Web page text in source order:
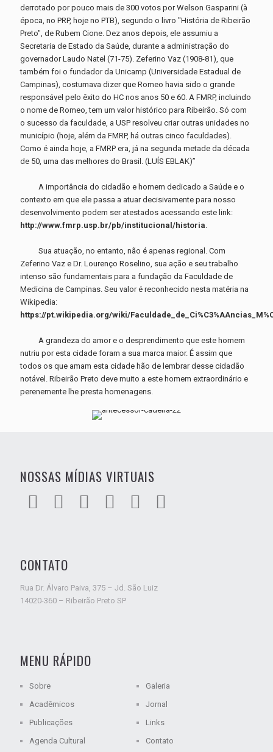
derrotado por pouco mais de 300 votos por Welson Gasparini (à
época, no PRP, hoje no PTB), segundo o livro "História de Ribeirão
Preto", de Rubem Cione. Dez anos depois, ele assumiu a
Secretaria de Estado da Saúde, durante a administração do
governador Laudo Natel (71-75). Zeferino Vaz (1908-81), que
também foi o fundador da Unicamp (Universidade Estadual de
Campinas), costumava dizer que Romeo havia sido o grande
responsável pelo êxito do HC nos anos 50 e 60. A FMRP, incluindo
o nome de Romeo, tem um valor histórico para Ribeirão. Só com
o sucesso da faculdade, a USP resolveu criar outras unidades no
município (hoje, além da FMRP, há outras cinco faculdades).
Como é ainda hoje, a FMRP era, já na segunda metade da década
de 50, uma das melhores do Brasil. (LUÍS EBLAK)”
A importância do cidadão e homem dedicado a Saúde e o
contexto em que ele passa a atuar decisivamente para nosso
desenvolvimento podem ser atestados acessando este link:
http://www.fmrp.usp.br/pb/institucional/historia.
Sua atuação, no entanto, não é apenas regional. Com
Zeferino Vaz e Dr. Lourenço Roselino, sua ação e seu trabalho
intenso são fundamentais para a fundação da Faculdade de
Medicina de Campinas. Seu valor é reconhecido nesta matéria na
Wikipedia:
https://pt.wikipedia.org/wiki/
A grandeza do amor e o desprendimento que este homem
nutriu por esta cidade foram a sua marca maior. É assim que
todos os que amam esta cidade hão de lembrar desse cidadão
notável. Ribeirão Preto deve muito a este homem extraordinário e
perenemente lhe presta homenagens.
NOSSAS MÍDIAS VIRTUAIS
CONTATO
Rua Dr. Álvaro Paiva, 375 – Jd. São Luiz
14020-360 – Ribeirão Preto SP
MENU RÁPIDO
Sobre
Acadêmicos
Publicações
Agenda Cultural
Galeria
Jornal
Links
Contato